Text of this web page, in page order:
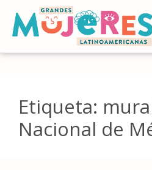
Etiqueta:
Nacional de